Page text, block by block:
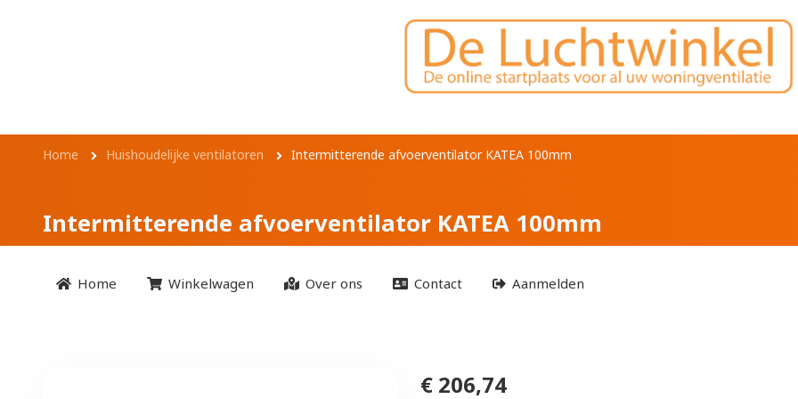
Intermitterende afvoerventilator
Kruimelpad
Home Huishoudelijke ventilatoren Intermitterende afvoerventilator KATEA 100mm
Intermitterende afvoerventilator KATEA 100mm
Home Winkelwagen Over ons Contact Aanmelden
€ 206,74